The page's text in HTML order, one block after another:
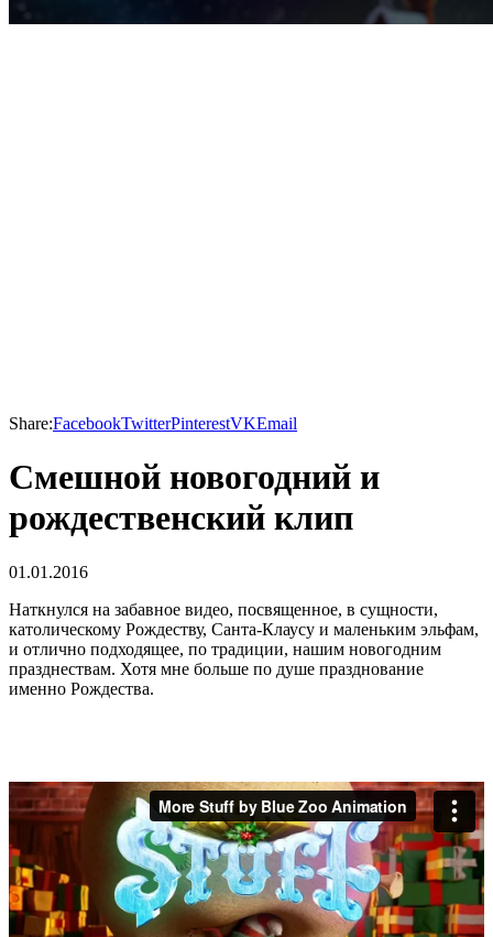
Share:FacebookTwitterPinterestVKEmail
Смешной новогодний и
рождественский клип
01.01.2016
Наткнулся на забавное видео, посвященное, в сущности,
католическому Рождеству, Санта-Клаусу и маленьким эльфам,
и отлично подходящее, по традиции, нашим новогодним
празднествам. Хотя мне больше по душе празднование
именно Рождества.